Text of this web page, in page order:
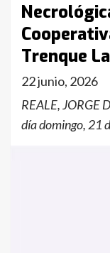
Trenque
22 junio, 2026
REALE, JORGE
día domingo, 21